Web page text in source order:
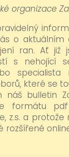
organizace
o aktuálním
ran. Ať již
s nehojící
které se
náš bulletin
formátu
z.s. a protože
rozšířené